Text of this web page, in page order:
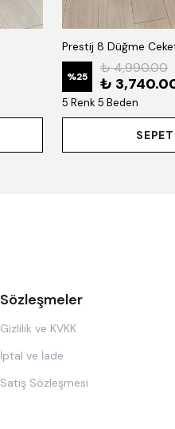
Prestij 8 Düğme
%25
₺ 4,990.00
₺
5 Renk 5 Beden
Sözleşmeler
Gizlilik ve KVKK
İptal ve İade
Satış Sözleşmesi